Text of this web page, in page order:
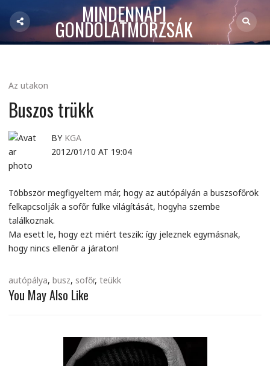
MINDENNAPI
GONDOLATMORZSÁK
Az utakon
Buszos trükk
BY KGA
2012/01/10 AT 19:04
Többször megfigyeltem már, hogy az autópályán a buszsofőrök
felkapcsolják a sofőr fülke világítását, hogyha szembe
találkoznak.
Ma esett le, hogy ezt miért teszik: így jeleznek egymásnak,
hogy nincs ellenőr a járaton!
autópálya, busz, sofőr, teükk
You May Also Like